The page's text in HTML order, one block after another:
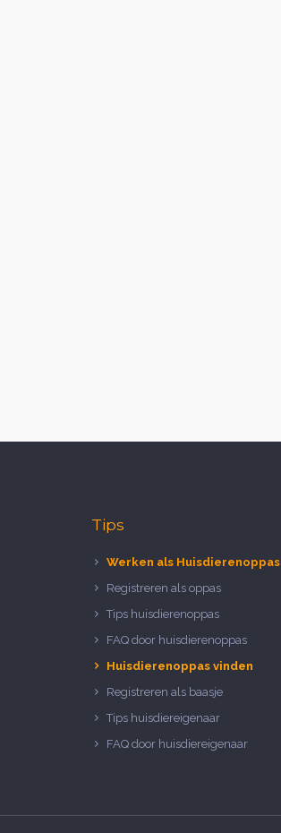
Tips
Werken als Huisdierenoppas
Registreren als oppas
Tips huisdierenoppas
FAQ door huisdierenoppas
Huisdierenoppas vinden
Registreren als baasje
Tips huisdiereigenaar
FAQ door huisdiereigenaar